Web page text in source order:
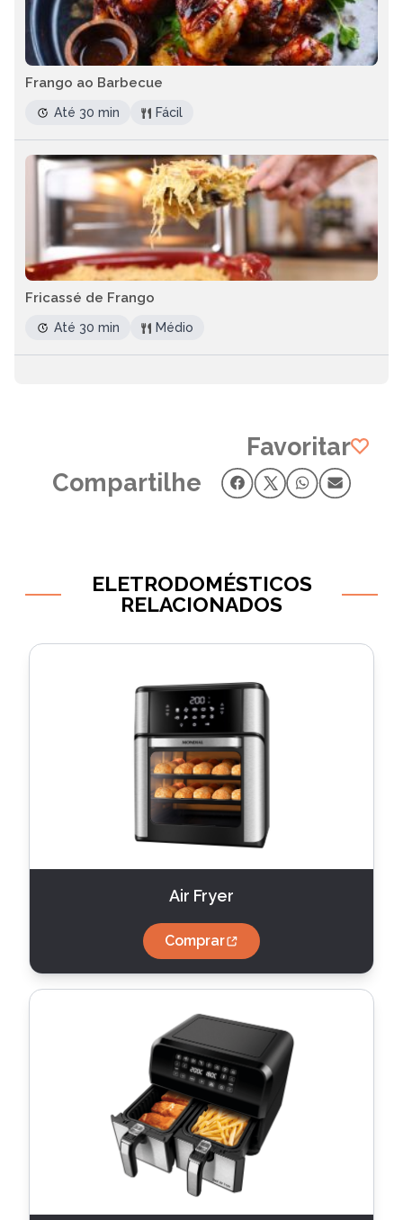
Frango ao Barbecue
Até 30 min Fácil
Fricassé de Frango
Até 30 min Médio
Favoritar
Compartilhe
ELETRODOMÉSTICOS
RELACIONADOS
Air Fryer
Comprar